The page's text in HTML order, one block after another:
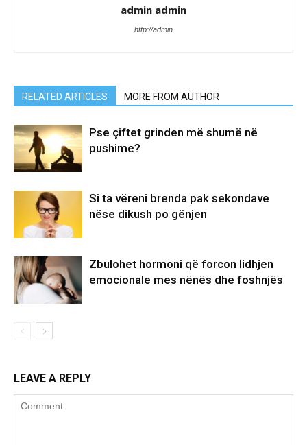
admin admin
http://admin
RELATED ARTICLES MORE FROM AUTHOR
Pse çiftet grinden më shumë në
pushime?
Si ta vëreni brenda pak sekondave
nëse dikush po gënjen
Zbulohet hormoni që forcon lidhjen
emocionale mes nënës dhe foshnjës
LEAVE A REPLY